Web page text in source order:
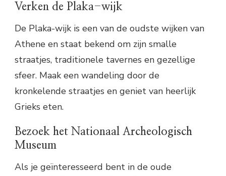
Verken de Plaka-wijk
De Plaka-wijk is een van de oudste wijken van
Athene en staat bekend om zijn smalle
straatjes, traditionele tavernes en gezellige
sfeer. Maak een wandeling door de
kronkelende straatjes en geniet van heerlijk
Grieks eten.
Bezoek het Nationaal Archeologisch
Museum
Als je geïnteresseerd bent in de oude